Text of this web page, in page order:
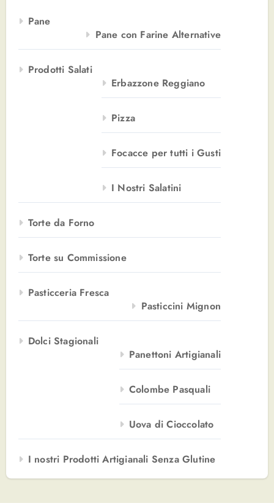
Pane
Pane con Farine Alternative
Prodotti Salati
Erbazzone Reggiano
Pizza
Focacce per tutti i Gusti
I Nostri Salatini
Torte da Forno
Torte su Commissione
Pasticceria Fresca
Pasticcini Mignon
Dolci Stagionali
Panettoni Artigianali
Colombe Pasquali
Uova di Cioccolato
I nostri Prodotti Artigianali Senza Glutine